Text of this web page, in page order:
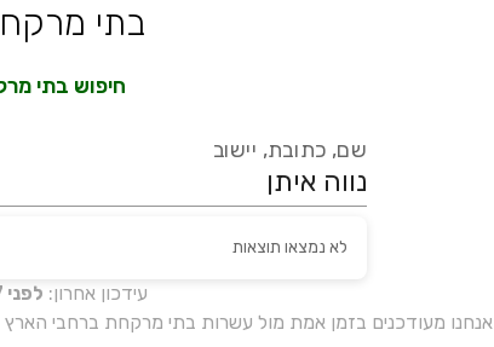
בתי
חיפוש בתי
שם, כתובת, יישוב
עידכון אחרון: לפני 17 ימים
אנחנו מעודכנים בזמן אמת מול עשרות בתי מרקחת ברחבי הארץ
לא נמצאו תוצאות